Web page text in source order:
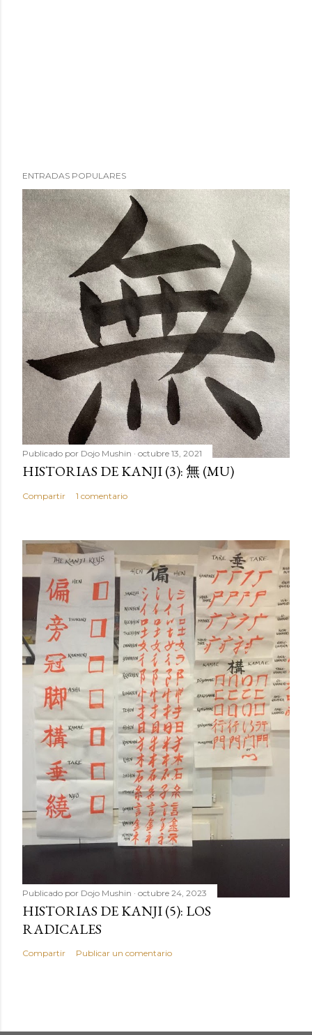
ENTRADAS POPULARES
Publicado por Dojo Mushin octubre 13, 2021
HISTORIAS DE KANJI (3): 無 (MU)
Compartir 1 comentario
Publicado por Dojo Mushin octubre 24, 2023
HISTORIAS DE KANJI (5): LOS
RADICALES
Compartir Publicar un comentario